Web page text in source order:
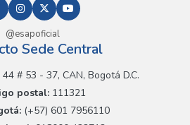
@esapoficial
Sede Central
# 53 - 37, CAN, Bogotá D.C.
postal: 111321
(+57) 601 7956110